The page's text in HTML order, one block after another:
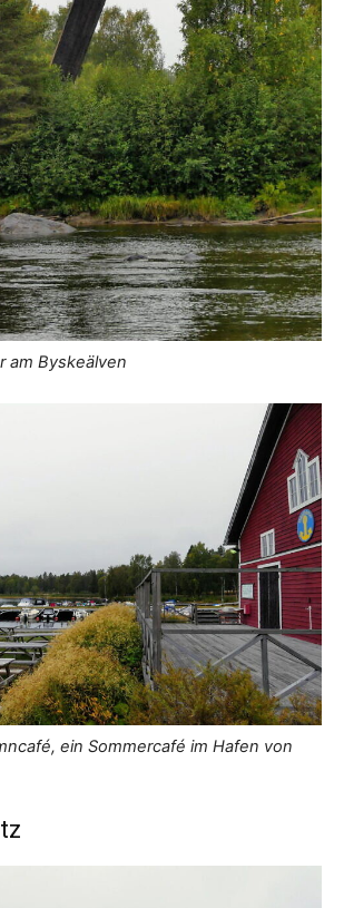
am Byskeälven
ein Sommercafé im Hafen von